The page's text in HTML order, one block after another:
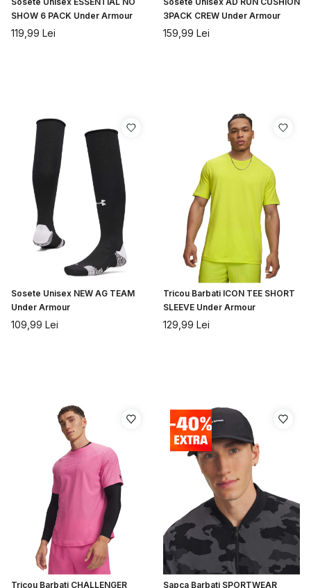
SHOW 6 PACK Under Armour
119,99 Lei
3PACK CREW Under Armour
159,99 Lei
Sosete Unisex NEW AG TEAM
Under Armour
109,99 Lei
Tricou Barbati ICON TEE SHORT
SLEEVE Under Armour
129,99 Lei
Tricou Barbati CHALLENGER Sapca Barbati SPORTWEAR